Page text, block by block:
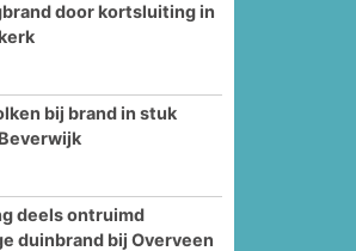
door kortsluiting in
bij brand in stuk
deels ontruimd
duinbrand bij Overveen